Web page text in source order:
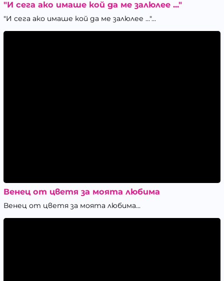
"И сега ако имаше кой да ме залюлее ..."
"И сега ако имаше кой да ме залюлее ..."...
Венец от цветя за моята любима
Венец от цветя за моята любима...